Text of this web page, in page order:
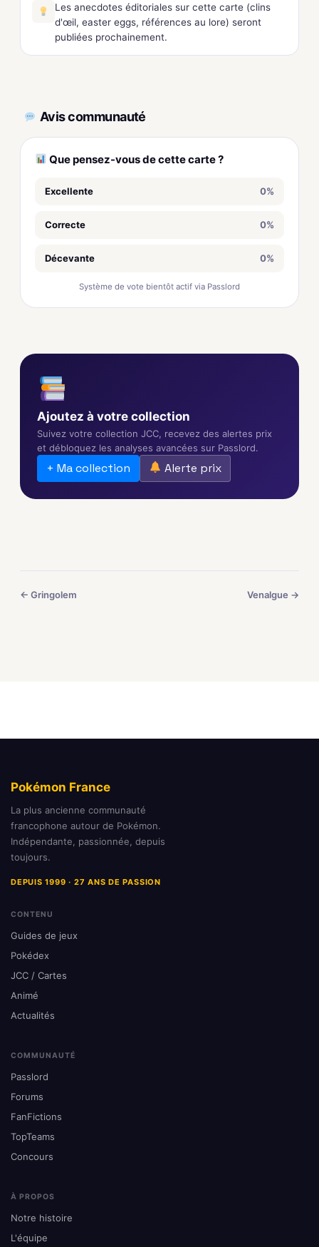
Les anecdotes éditoriales sur cette carte (clins
d'œil, easter eggs, références au lore) seront
publiées prochainement.
Avis communauté
Que pensez-vous de cette carte ?
Excellente 0%
Correcte 0%
Décevante 0%
Système de vote bientôt actif via Passlord
Ajoutez à votre collection
Suivez votre collection JCC, recevez des alertes prix
et débloquez les analyses avancées sur Passlord.
+ Ma collection Alerte prix
← Gringolem Venalgue →
Pokémon France
La plus ancienne communauté
francophone autour de Pokémon.
Indépendante, passionnée, depuis
toujours.
DEPUIS 1999 · 27 ANS DE PASSION
CONTENU
Guides de jeux
Pokédex
JCC / Cartes
Animé
Actualités
COMMUNAUTÉ
Passlord
Forums
FanFictions
TopTeams
Concours
À PROPOS
Notre histoire
L'équipe